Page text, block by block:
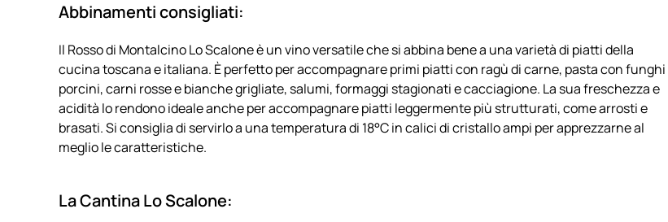
Abbinamenti consigliati:
Il Rosso di Montalcino Lo Scalone è un vino versatile che si abbina bene a una varietà di piatti della
cucina toscana e italiana. È perfetto per accompagnare primi piatti con ragù di carne, pasta con funghi
porcini, carni rosse e bianche grigliate, salumi, formaggi stagionati e cacciagione. La sua freschezza e
acidità lo rendono ideale anche per accompagnare piatti leggermente più strutturati, come arrosti e
brasati. Si consiglia di servirlo a una temperatura di 18°C in calici di cristallo ampi per apprezzarne al
meglio le caratteristiche.
La Cantina Lo Scalone: